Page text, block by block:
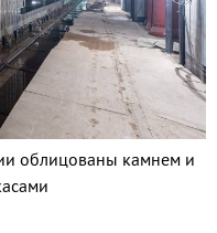
облицованы камнем и